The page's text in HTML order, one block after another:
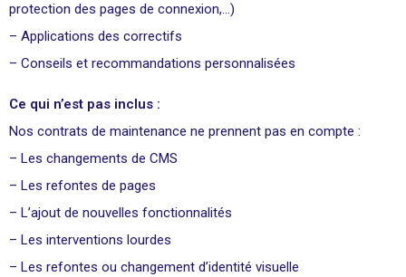
protection des pages de connexion,…)
– Applications des correctifs
– Conseils et recommandations personnalisées
Ce qui n’est pas inclus :
Nos contrats de maintenance ne prennent pas en compte :
– Les changements de CMS
– Les refontes de pages
– L’ajout de nouvelles fonctionnalités
– Les interventions lourdes
– Les refontes ou changement d’identité visuelle